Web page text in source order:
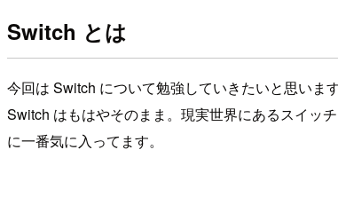
Switch とは
今回は Switch について勉強していきたいと思います
Switch はもはやそのまま。現実世界にあるスイッ
に一番気に入ってます。